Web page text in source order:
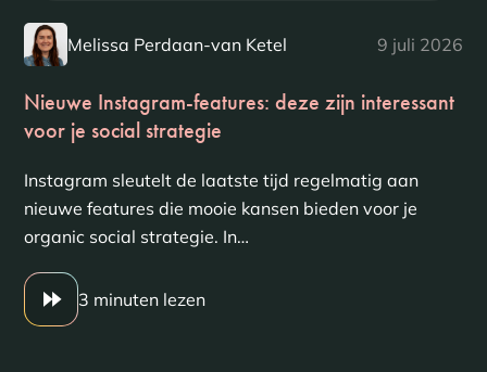
Melissa Perdaan-van Ketel 9 juli 2026
Nieuwe Instagram-features: deze zijn interessant
voor je social strategie
Instagram sleutelt de laatste tijd regelmatig aan
nieuwe features die mooie kansen bieden voor je
organic social strategie. In…
3 minuten lezen